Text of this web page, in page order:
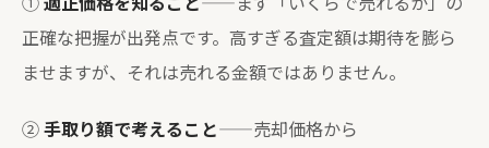
正確な把握が出発点です。高すぎる査定額は期待を膨ら
ませますが、それは売れる金額ではありません。
②手取り額で考えること——売却価格から